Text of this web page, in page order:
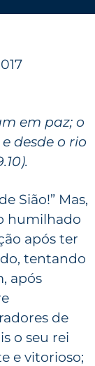
em paz; o
desde o rio
Sião!” Mas,
humilhado
após ter
tentando
após
de
o seu rei
e vitorioso;